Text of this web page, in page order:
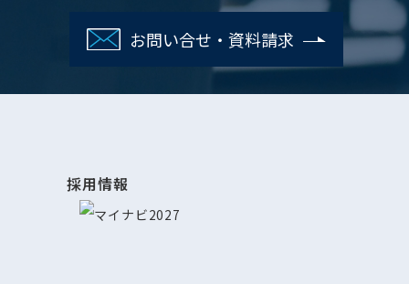
お問い合せ・資料請求
採用情報